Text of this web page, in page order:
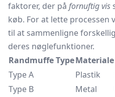
faktorer, der på fornuftig vis
køb. For at lette processen
til at sammenligne
deres nøglefunktioner.
Randmuffe TypeMateriale
Type A
Plastik
Type B
Metal